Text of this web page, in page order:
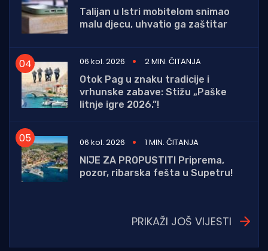
Talijan u Istri mobitelom snimao
malu djecu, uhvatio ga zaštitar
06 kol. 2026
2 MIN. ČITANJA
Otok Pag u znaku tradicije i
vrhunske zabave: Stižu „Paške
litnje igre 2026.”!
06 kol. 2026
1 MIN. ČITANJA
NIJE ZA PROPUSTITI Priprema,
pozor, ribarska fešta u Supetru!
PRIKAŽI JOŠ VIJESTI